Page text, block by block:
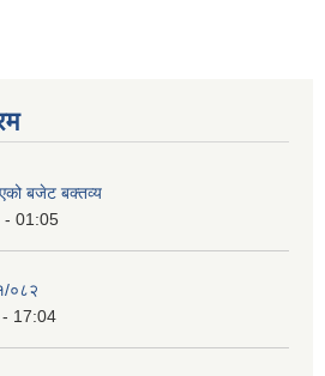
बजेट बक्तव्य
- 01:05
०८२
17:04